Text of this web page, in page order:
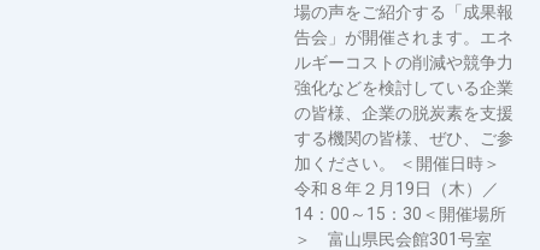
場の声をご紹介する「成果報
告会」が開催されます。エネ
ルギーコストの削減や競争力
強化などを検討している企業
の皆様、企業の脱炭素を支援
する機関の皆様、ぜひ、ご参
加ください。 ＜開催日時＞
令和８年２月19日（木）／
14：00～15：30＜開催場所
＞ 富山県民会館301号室